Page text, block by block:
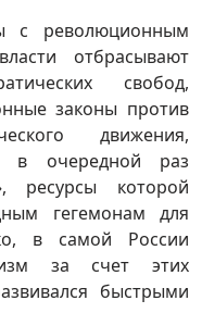
с революционным
отбрасывают
свобод,
законы против
движения,
в очередной раз
ресурсы которой
гегемонам для
в самой России
за счет этих
быстрыми